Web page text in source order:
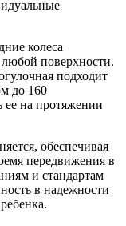
колеса
поверхности.
подходит
до 160
ее на протяжении
обеспечивая
передвижения в
и стандартам
в надежности